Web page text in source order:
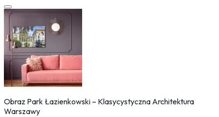
Obraz Park Łazienkowski – Klasycystyczna Architektura
Warszawy